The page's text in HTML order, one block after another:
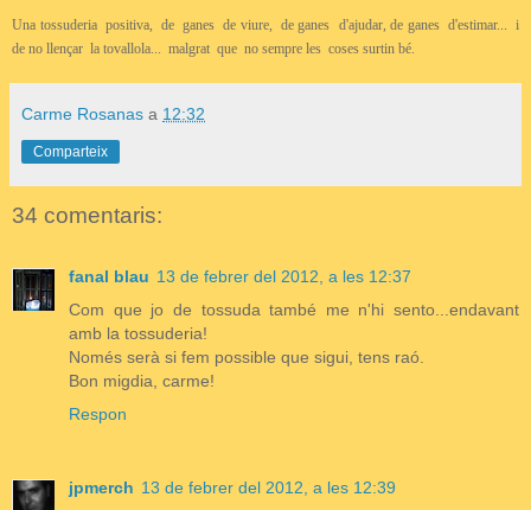
Una tossuderia positiva, de ganes de viure, de ganes d'ajudar, de ganes d'estimar... i
de no llençar la tovallola... malgrat que no sempre les coses surtin bé.
Carme Rosanas a 12:32
Comparteix
34 comentaris:
fanal blau 13 de febrer del 2012, a les 12:37
Com que jo de tossuda també me n'hi sento...endavant
amb la tossuderia!
Només serà si fem possible que sigui, tens raó.
Bon migdia, carme!
Respon
jpmerch 13 de febrer del 2012, a les 12:39